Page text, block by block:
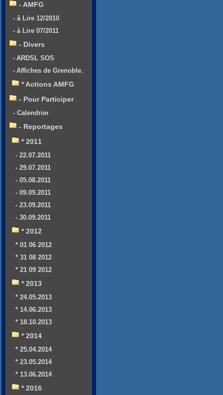
- AMFG
- à Lire 12/2010
- à Lire 07/2011
- Divers
- ARDSL SOS
- Affiches de Grenoble.
* Actions AMFG
- Pour Participer
- Calendrier
- Reportages
* 2011
- 22.07.2011
- 29.07.2011
- 05.08.2011
- 09.09.2011
- 23.09.2011
- 30.09.2011
* 2012
* 01 06 2012
* 31 08 2012
* 21 09 2012
* 2013
* 24.05.2013
* 14.06.2013
* 18.10.2013
* 2014
* 25.04.2014
* 23.05.2014
* 13.06.2014
* 2016